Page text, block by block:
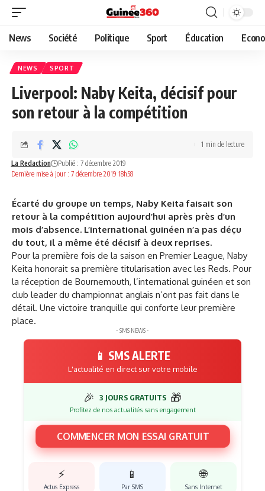
News Société Politique Sport Éducation
NEWS SPORT
Liverpool: Naby Keita, décisif pour
son retour à la compétition
Dernière mise à jour : 7 décembre 2019 18h58
La Redaction Publié : 7 décembre 2019
1 min de lecture
Écarté du groupe un temps, Naby Keita faisait son
retour à la compétition aujourd’hui après près d’un
mois d’absence. L’international guinéen n’a pas déçu
du tout, il a même été décisif à deux reprises.
Pour la première fois de la saison en Premier League, Naby
Keita honorait sa première titularisation avec les Reds. Pour
la réception de Bournemouth, l’international guinéen et son
club leader du championnat anglais n’ont pas fait dans le
détail. Une victoire tranquille qui conforte leur première
place.
- SMS NEWS -
📱 SMS ALERTE
L'actualité en direct sur votre mobile
🎉 3 JOURS GRATUITS 🎁
Profitez de nos actualités sans engagement
COMMENCER MON ESSAI GRATUIT
⚡
Actus Express
📱
Par SMS
🌐
Sans Internet